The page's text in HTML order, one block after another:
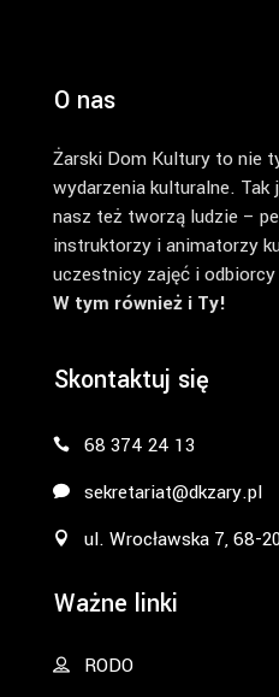
O nas
Żarski Dom Kultury to nie
wydarzenia kulturalne. Tak
nasz też tworzą ludzie –
instruktorzy i animatorzy
uczestnicy zajęć i odbiorcy
W tym również i Ty!
Skontaktuj się
68 374 24 13
sekretariat@dkzary.pl
ul. Wrocławska 7, 68-
Ważne linki
RODO